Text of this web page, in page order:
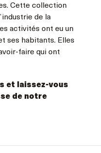
Cette collection
de la
activités ont eu un
ses habitants. Elles
faire qui ont
et laissez-vous
de notre